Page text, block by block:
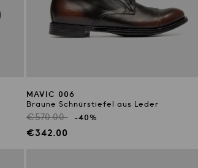
MAVIC 006
Braune Schnürstiefel aus Leder
Regulärer
Preis
€570.00 -40%
Verkaufspreis
€342.00